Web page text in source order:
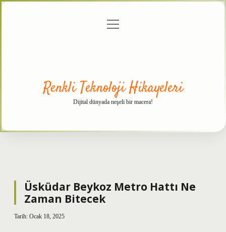
menüyü
Renkli Teknoloji Hikayeleri
Dijital dünyada neşeli bir macera!
Üsküdar Beykoz Metro Hattı Ne
Zaman Bitecek
Tarih: Ocak 18, 2025